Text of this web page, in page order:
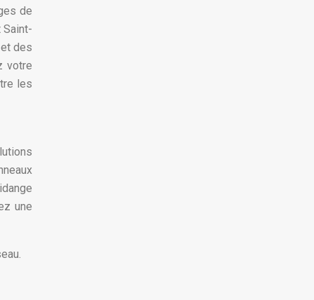
de
des
votre
les
une